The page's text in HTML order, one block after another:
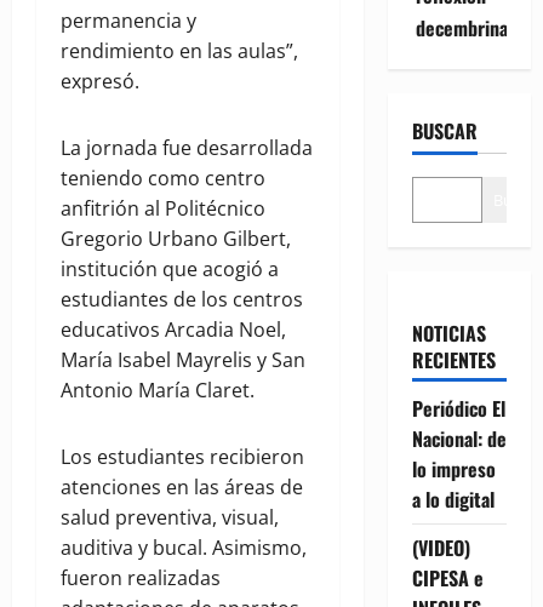
permanencia y
rendimiento en las aulas”,
expresó.
La jornada fue desarrollada
teniendo como centro
anfitrión al Politécnico
Gregorio Urbano Gilbert,
institución que acogió a
estudiantes de los centros
educativos Arcadia Noel,
María Isabel Mayrelis y San
Antonio María Claret.
Los estudiantes recibieron
atenciones en las áreas de
salud preventiva, visual,
auditiva y bucal. Asimismo,
fueron realizadas
decembrina
BUSCAR
NOTICIAS
RECIENTES
Periódico El
Nacional: de
lo impreso
a lo digital
(VIDEO)
CIPESA e